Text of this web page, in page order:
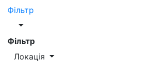
Фільтр
Фільтр
Локація